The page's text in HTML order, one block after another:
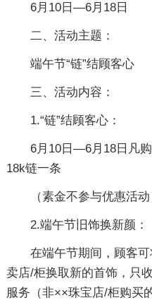
6月10日—6月18日
二、活动主题：
端午节“链”结顾客心
三、活动内容：
1.“链”结顾客心：
6月10日—6月18日凡
18k链一条
（素金不参与优惠活动
2.端午节旧饰换新颜：
在端午节期间，顾客
卖店/柜换取新的首饰，只
服务（非××珠宝店/柜购买